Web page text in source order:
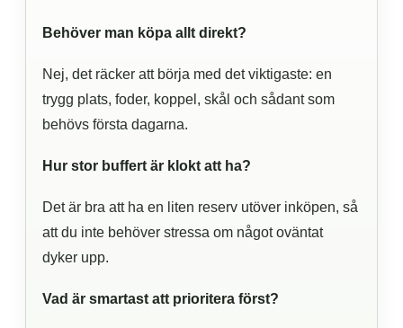
Behöver man köpa allt direkt?
Nej, det räcker att börja med det viktigaste: en
trygg plats, foder, koppel, skål och sådant som
behövs första dagarna.
Hur stor buffert är klokt att ha?
Det är bra att ha en liten reserv utöver inköpen, så
att du inte behöver stressa om något oväntat
dyker upp.
Vad är smartast att prioritera först?